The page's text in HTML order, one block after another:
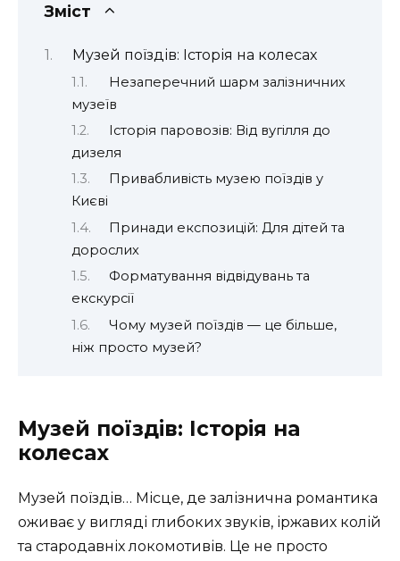
Зміст
Музей поїздів: Історія на колесах
Незаперечний шарм залізничних
музеїв
Історія паровозів: Від вугілля до
дизеля
Привабливість музею поїздів у
Києві
Принади експозицій: Для дітей та
дорослих
Форматування відвідувань та
екскурсії
Чому музей поїздів — це більше,
ніж просто музей?
Музей поїздів: Історія на
колесах
Музей поїздів… Місце, де залізнична романтика
оживає у вигляді глибоких звуків, іржавих колій
та стародавніх локомотивів. Це не просто